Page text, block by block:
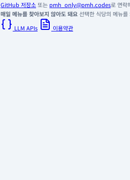
GitHub 저장소 또는 pmh_only@pmh.codes로 연락
매일 메뉴를 찾아보지 않아도 돼요선택한 식당의 메뉴
LLM APIs
이용약관